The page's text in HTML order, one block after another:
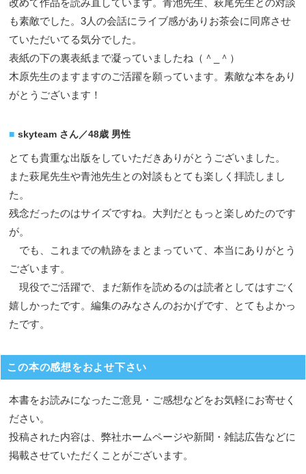
も素敵でした。3人の会話にライブ感がありお茶会に同席させ
ていただいてる気分でした。
表紙の下の裏表紙まで凝っていましたね（＾_＾）
木原先生のますますのご活躍を願っています。素敵な本をあり
がとうございます！
skyteam さん／48歳 男性
とても貴重な出版をしていただきありがとうございました。
また萩尾先生や青池先生との対談もとても楽しく拝読しまし
た。
残念だったのはサイズですね。大判だともっと楽しめたのです
が。
でも、これまでの軌跡をまとまっていて、本当にありがとう
ございます。
現役でご活躍で、まだ新作を読めるのは読者としてはすごく
嬉しかったです。編集のみなさんのおかげです、とてもよかっ
たです。
この本の感想をおよせ下さい
本書をお読みになったご意見・ご感想などをお気軽にお寄せく
ださい。
投稿された内容は、弊社ホームページや新聞・雑誌広告などに
掲載させていただくことがございます。